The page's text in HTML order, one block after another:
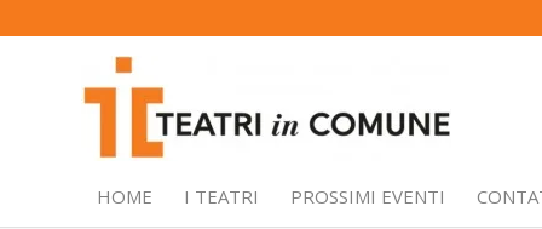
HOME I TEATRI PROSSIMI EVENTI